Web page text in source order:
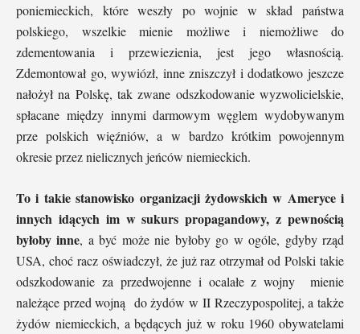
poniemieckich, które weszły po wojnie w skład państwa
polskiego, wszelkie mienie możliwe i niemożliwe do
zdementowania i przewiezienia, jest jego własnością.
Zdemontował go, wywiózł, inne zniszczył i dodatkowo jeszcze
nałożył na Polskę, tak zwane odszkodowanie wyzwolicielskie,
spłacane między innymi darmowym węglem wydobywanym
prze polskich więźniów, a w bardzo krótkim powojennym
okresie przez nielicznych jeńców niemieckich.
To i takie stanowisko organizacji żydowskich w Ameryce i
innych idących im w sukurs propagandowy, z pewnością
byłoby inne, a być może nie byłoby go w ogóle, gdyby rząd
USA, choć racz oświadczył, że już raz otrzymał od Polski takie
odszkodowanie za przedwojenne i ocalałe z wojny mienie
należące przed wojną do żydów w II Rzeczypospolitej, a także
żydów niemieckich, a będących już w roku 1960 obywatelami